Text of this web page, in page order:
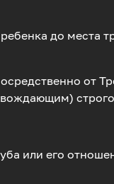
до места
от
или его